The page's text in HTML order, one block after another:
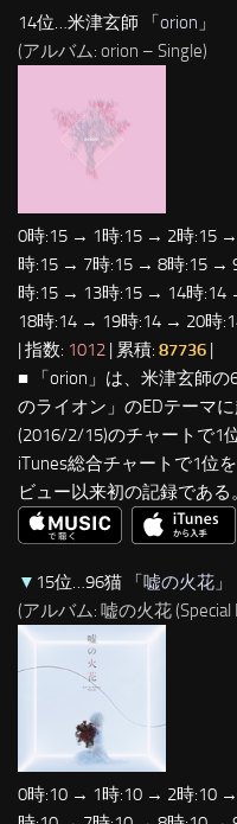
14位…米津玄師 「orion 」
(アルバム: orion – Single)
0時:15 → 1時:15 → 2時:15
時:15 → 7時:15 → 8時:15 →
時:15 → 13時:15 → 14時
18時:14 → 19時:14 → 20時
| 指数: 1012 | 累積: 87736 |
■ 「orion」は、米津玄師
のライオン」のEDテーマ
(2016/2/15)のチャートで1
iTunes総合チャートで1位
ビュー以来初の記録である。
▼ 15位…96猫 「嘘の火花 」
(アルバム: 嘘の火花 (Special
0時:10 → 1時:10 → 2時:10